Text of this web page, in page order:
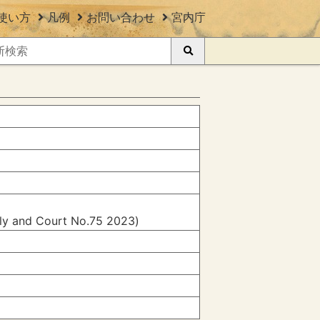
い方 凡例 お問い合わせ 宮内庁
and Court No.75 2023)